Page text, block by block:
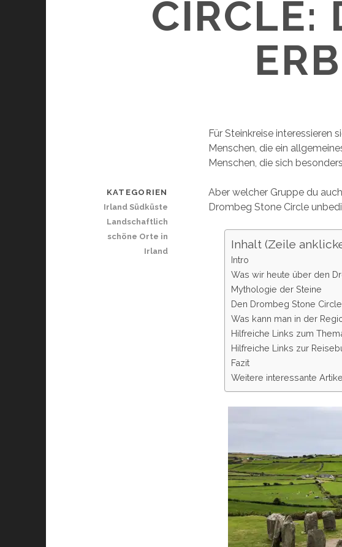
CIRCLE:
Für Steinkreise interessieren
Menschen, die ein
Menschen, die sich
Aber welcher Gruppe du
Drombeg Stone Circle
Inhalt (Zeile
Intro
Was wir heute über den
Mythologie der Steine
Den Drombeg Stone
Was kann man in der
Hilfreiche Links zum
Hilfreiche Links zur
Fazit
Weitere interessante
KATEGORIEN
Irland Südküste
Landschaftlich
schöne Orte in
Irland